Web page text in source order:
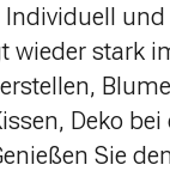
wieder stark
Deko
Sie